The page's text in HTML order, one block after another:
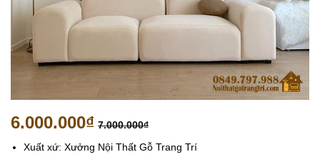
6.000.000₫ 7.000.000₫
Xuất xứ: Xưởng Nội Thất Gỗ Trang Trí